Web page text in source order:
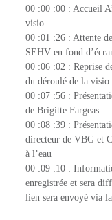
00 :00 :00 : Accueil
visio
00 :01 :26 : Attente
SEHV en fond
00 :06 :02 : Reprise
du déroulé de la visio
00 :07 :56 :
de Brigitte Fargeas
00 :08 :39 :
directeur de VBG et
à l’eau
00 :09 :10 :
enregistrée et sera
lien sera envoyé via